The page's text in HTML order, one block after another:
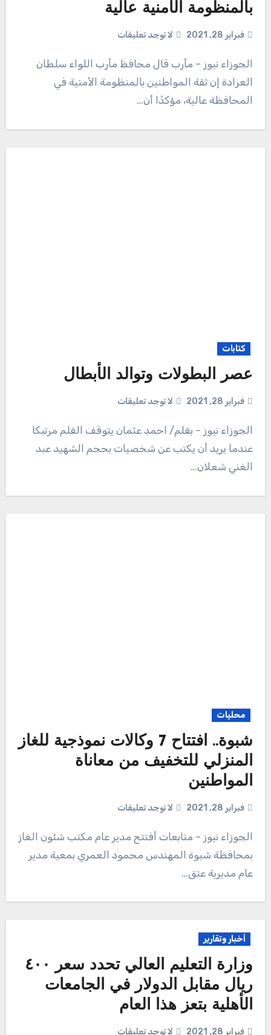
بالمنظومة الأمنية عالية
فبراير 28, 2021 لا توجد تعليقات
الجوزاء نيوز – مأرب قال محافظ مأرب اللواء سلطان
العرادة إن ثقة المواطنين بالمنظومة الأمنية في
المحافظة عالية، مؤكدًا أن…
كتابات
عصر البطولات وتوالد الأبطال
فبراير 28, 2021 لا توجد تعليقات
الجوزاء نيوز – بقلم/ احمد عثمان يتوقف القلم مرتبكا
عندما يريد أن يكتب عن شخصيات بحجم الشهيد عبد
الغني شعلان…
محليات
شبوة.. افتتاح 7 وكالات نموذجية للغاز
المنزلي للتخفيف من معاناة
المواطنين
فبراير 28, 2021 لا توجد تعليقات
الجوزاء نيوز – متابعات أفتتح مدير عام مكتب شئون الغاز
بمحافظة شبوة المهندس محمود العمري بمعية مدير
عام مديرية عتق…
أخبار وتقارير
وزارة التعليم العالي تحدد سعر ٤٠٠
ريال مقابل الدولار في الجامعات
الأهلية بتعز هذا العام
فبراير 28, 2021 لا توجد تعليقات